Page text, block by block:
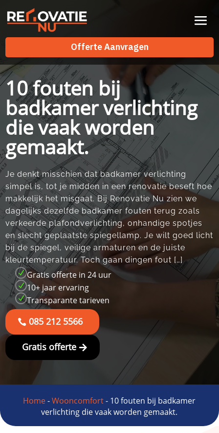
Offerte Aanvragen
Offerte Aanvragen
10 fouten bij
badkamer verlichting
die vaak worden
gemaakt.
Je denkt misschien dat badkamer verlichting
simpel is, tot je midden in een renovatie beseft hoe
makkelijk het misgaat.​ Bij Renovatie Nu zien we
dagelijks dezelfde badkamer fouten terug zoals
verkeerde plafondverlichting, onhandige spotjes
en slecht geplaatste spiegellamp.​ Je wilt goed licht
bij de spiegel, veilige armaturen en de juiste
kleurtemperatuur.​ Toch gaan dingen fout […]
N Gratis offerte in 24 uur
N 10+ jaar ervaring
N Transparante tarieven
085 212 5566
Gratis offerte
Home-Wooncomfort- 10 fouten bij badkamer
verlichting die vaak worden gemaakt.